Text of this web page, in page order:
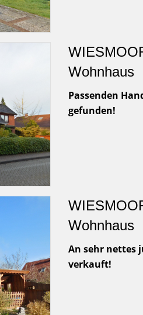
Wohnhaus
Passenden
gefunden!
Wohnhaus
An sehr nettes
verkauft!